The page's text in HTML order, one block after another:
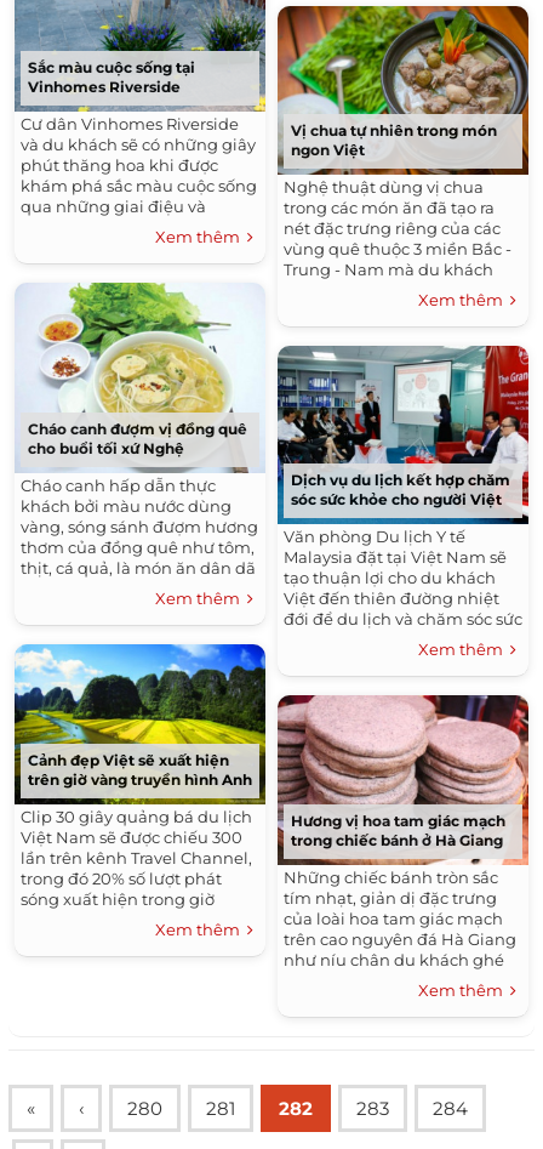
Sắc màu cuộc sống tại
Vinhomes Riverside
Cư dân Vinhomes Riverside
và du khách sẽ có những giây
phút thăng hoa khi được
khám phá sắc màu cuộc sống
qua những giai điệu và
không gian văn hóa đa dạng.
Xem thêm
Cháo canh đượm vị đồng quê
cho buổi tối xứ Nghệ
Cháo canh hấp dẫn thực
khách bởi màu nước dùng
vàng, sóng sánh đượm hương
thơm của đồng quê như tôm,
thịt, cá quả, là món ăn dân dã
Xem thêm
Cảnh đẹp Việt sẽ xuất hiện
trên giờ vàng truyền hình Anh
Clip 30 giây quảng bá du lịch
Việt Nam sẽ được chiếu 300
lần trên kênh Travel Channel,
trong đó 20% số lượt phát
sóng xuất hiện trong giờ
Xem thêm
Vị chua tự nhiên trong món
ngon Việt
Nghệ thuật dùng vị chua
trong các món ăn đã tạo ra
nét đặc trưng riêng của các
vùng quê thuộc 3 miền Bắc -
Trung - Nam mà du khách
đến đây không thể bỏ qua.
Xem thêm
Dịch vụ du lịch kết hợp chăm
sóc sức khỏe cho người Việt
Văn phòng Du lịch Y tế
Malaysia đặt tại Việt Nam sẽ
tạo thuận lợi cho du khách
Việt đến thiên đường nhiệt
đới để du lịch và chăm sóc sức
Xem thêm
Hương vị hoa tam giác mạch
trong chiếc bánh ở Hà Giang
Những chiếc bánh tròn sắc
tím nhạt, giản dị đặc trưng
của loài hoa tam giác mạch
trên cao nguyên đá Hà Giang
như níu chân du khách ghé
Xem thêm
« ‹ 280 281 282 283 284